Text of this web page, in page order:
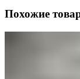
Похожие